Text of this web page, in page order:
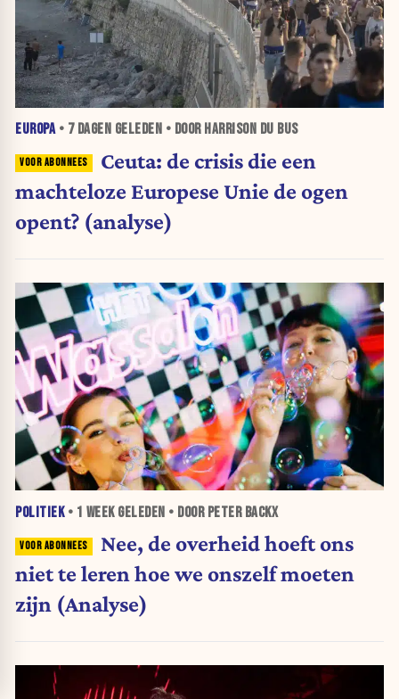
EUROPA• 7 DAGEN GELEDEN • DOOR HARRISON DU BUS
Ceuta: de crisis die een
machteloze Europese Unie de ogen
opent? (analyse)
POLITIEK• 1 WEEKGELEDEN • DOOR PETER BACKX
Nee, de overheid hoeft ons
niet te leren hoe we onszelf moeten
zijn (Analyse)